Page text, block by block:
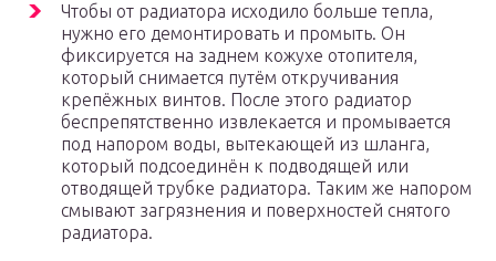
Чтобы от радиатора исходило больше тепла,
нужно его демонтировать и промыть. Он
фиксируется на заднем кожухе отопителя,
который снимается путём откручивания
крепёжных винтов. После этого радиатор
беспрепятственно извлекается и промывается
под напором воды, вытекающей из шланга,
который подсоединён к подводящей или
отводящей трубке радиатора. Таким же напором
смывают загрязнения и поверхностей снятого
радиатора.